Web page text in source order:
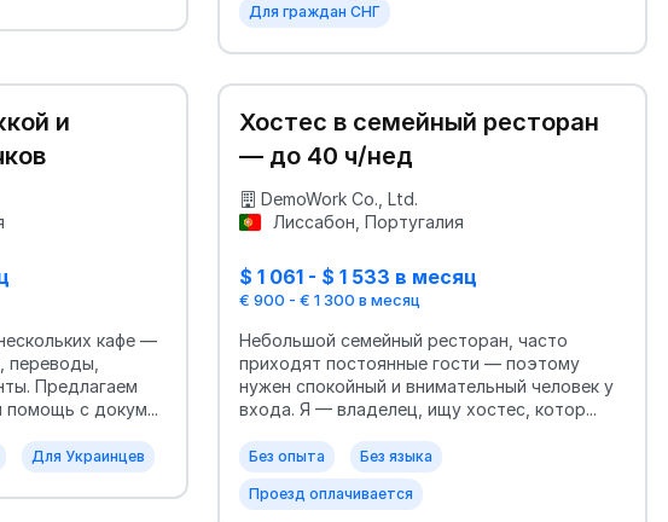
Для граждан СНГ
и
кафе —
переводы,
Предлагаем
помощь с докум...
Для Украинцев
Хостес в семейный ресторан
— до 40 ч/нед
DemoWork Co., Ltd.
Лиссабон, Португалия
$ 1 061 - $ 1 533 в месяц
€ 900 - € 1 300 в месяц
Небольшой семейный ресторан, часто
приходят постоянные гости — поэтому
нужен спокойный и внимательный человек у
входа. Я — владелец, ищу хостес, котор...
Без опыта Без языка
Проезд оплачивается